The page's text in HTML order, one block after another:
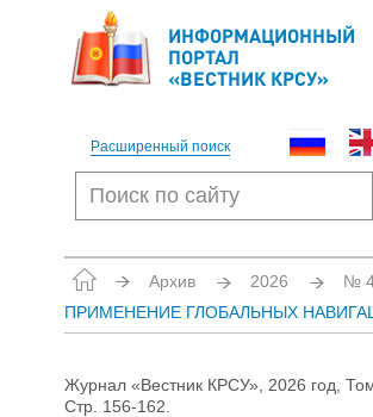
ИНФОРМАЦИОННЫЙ
ПОРТАЛ
«ВЕСТНИК КРСУ»
Расширенный поиск
Архив 2026
№
ПРИМЕНЕНИЕ ГЛОБАЛЬНЫХ
Журнал «Вестник КРСУ», 2026 год,
Стр. 156-162.